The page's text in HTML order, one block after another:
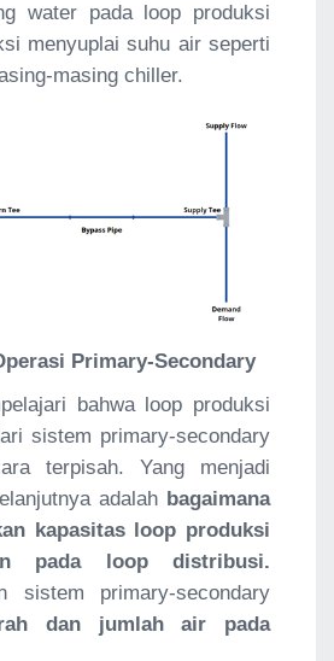
water pada loop produksi
menyuplai suhu air seperti
masing chiller.
Primary-Secondary
bahwa loop produksi
sistem primary-secondary
terpisah. Yang menjadi
adalah bagaimana
kapasitas loop produksi
pada loop distribusi.
sistem primary-secondary
dan jumlah air pada